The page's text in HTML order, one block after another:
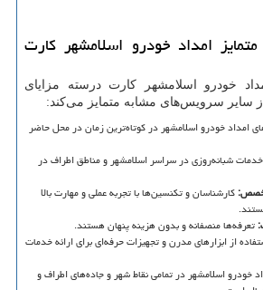
امداد خودرو اسلامشهر کارت
خودرو اسلامشهر کارت درسته مزایای
سایر سرویس‌های مشابه متمایز می‌کند:
امداد خودرو اسلامشهر در کوتاه‌ترین زمان در محل حاضر
خدمات شبانه‌روزی در سراسر اسلامشهر و مناطق اطراف در
:کارشناسان و تکنسین‌ها با تجربه عملی و مهارت بالا
:تعرفه‌ها منصفانه و بدون هزینه پنهان هستند.
از ابزارهای مدرن و تجهیزات حرفه‌ای برای ارائه خدمات
خودرو اسلامشهر در تمامی نقاط شهر و جاده‌های اطراف و